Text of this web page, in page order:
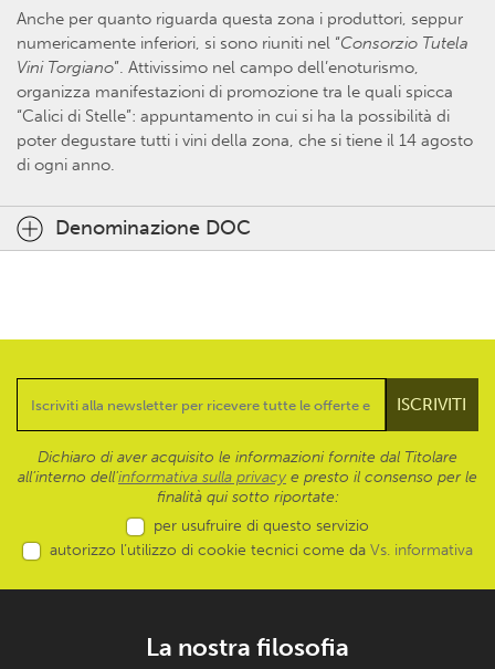
Anche per quanto riguarda questa zona i produttori, seppur
numericamente inferiori, si sono riuniti nel “Consorzio Tutela
Vini Torgiano”. Attivissimo nel campo dell’enoturismo,
organizza manifestazioni di promozione tra le quali spicca
“Calici di Stelle”: appuntamento in cui si ha la possibilità di
poter degustare tutti i vini della zona, che si tiene il 14 agosto
di ogni anno.
Denominazione DOC
Dichiaro di aver acquisito le informazioni fornite dal Titolare
all’interno dell'informativa sulla privacy e presto il consenso per le
finalità qui sotto riportate:
per usufruire di questo servizio
autorizzo l’utilizzo di cookie tecnici come da Vs. informativa
La nostra filosofia